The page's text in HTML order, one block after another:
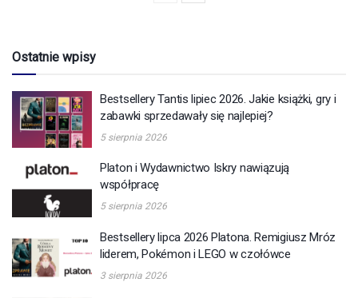
Ostatnie wpisy
Bestsellery Tantis lipiec 2026. Jakie książki, gry i
zabawki sprzedawały się najlepiej?
5 sierpnia 2026
Platon i Wydawnictwo Iskry nawiązują
współpracę
5 sierpnia 2026
Bestsellery lipca 2026 Platona. Remigiusz Mróz
liderem, Pokémon i LEGO w czołówce
3 sierpnia 2026